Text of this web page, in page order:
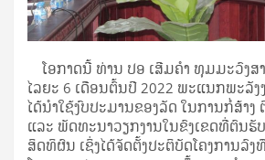
ໂອກາດນີ້ ທ່ານ ປອ ເສີມຄຳ ທຸມມະວົງສາ
ໄລຍະ 6 ເດືອນຕົ້ນປີ 2022 ພະແນກພະລັງ
ໄດ້ນຳໃຊ້ງົບປະມານຂອງລັດ ໃນການກໍ່ສ້າງ
ແລະ ພັດທະນາວຽກງານໃນຂົງເຂດທີ່ຕົນຮັ
ສິດທິຜົນ ເຊິ່ງໄດ້ຈັດຕັ້ງປະຕິບັດໂຄງການລົງ